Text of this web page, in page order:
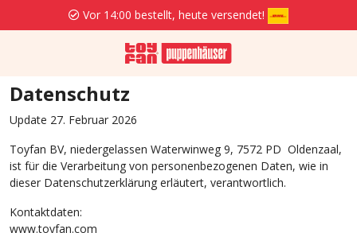
Vor 14:00 bestellt, heute versendet!
Datenschutz
Update 27. Februar 2026
Toyfan BV, niedergelassen Waterwinweg 9, 7572 PD Oldenzaal,
ist für die Verarbeitung von personenbezogenen Daten, wie in
dieser Datenschutzerklärung erläutert, verantwortlich.
Kontaktdaten:
www.toyfan.com